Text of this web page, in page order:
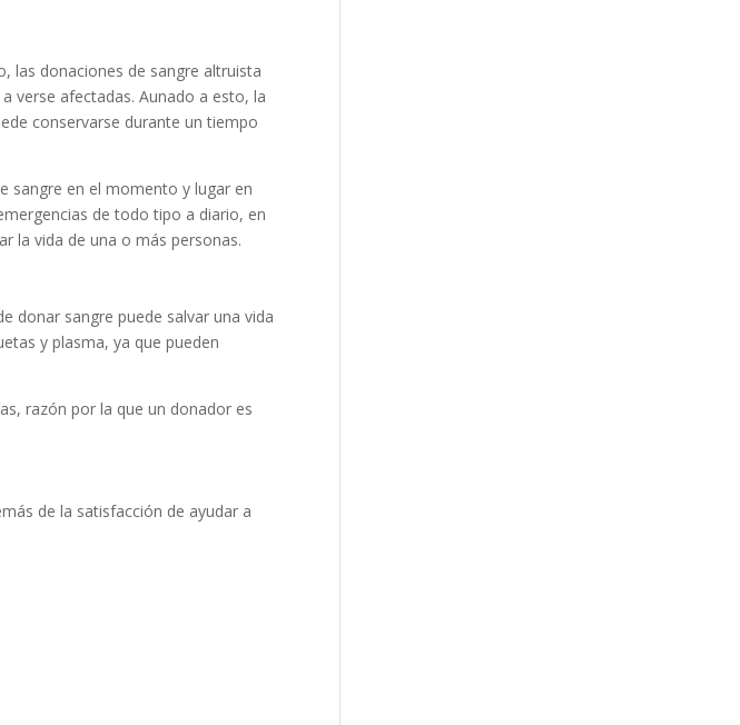
las donaciones de sangre altruista
verse afectadas. Aunado a esto, la
conservarse durante un tiempo
sangre en el momento y lugar en
de todo tipo a diario, en
la vida de una o más personas.
donar sangre puede salvar una vida
y plasma, ya que pueden
razón por la que un donador es
de la satisfacción de ayudar a